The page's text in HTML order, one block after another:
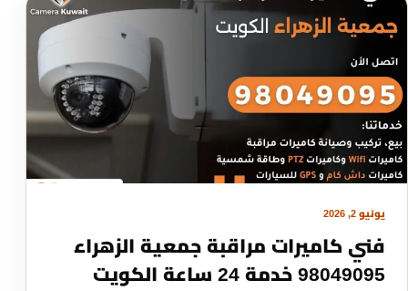
يونيو 2, 2026
فني كاميرات مراقبة جمعية الزهراء
98049095 خدمة 24 ساعة الكويت